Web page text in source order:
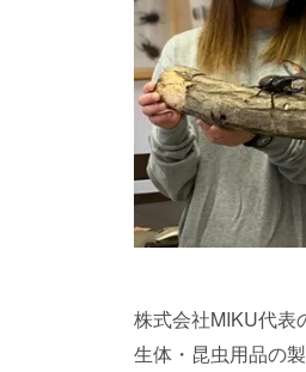
株式会社MIKU代表
生体・昆虫用品の